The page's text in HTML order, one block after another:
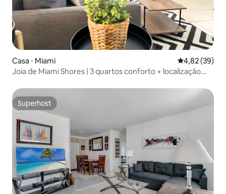
Casa ⋅ Miami 4,82 de uma
4,82 (39)
Joia de Miami Shores | 3 quartos conforto + localização
Superhost
Superhost